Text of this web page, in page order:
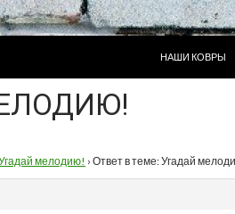
НАШИ КОВРЫ
мелодию! › Ответ в теме: Угадай